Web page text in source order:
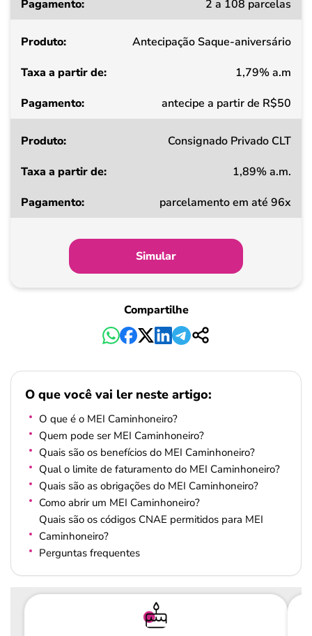
a
de
Pagamento
2 a 108 parcelas
Antecipação Saque-aniversário
1,79% a.m
antecipe a partir de R$50
Consignado Privado CLT
1,89% a.m.
parcelamento em até 96x
Simular
Compartilhe
O que você vai ler neste artigo:
O que é o MEI Caminhoneiro?
Quem pode ser MEI Caminhoneiro?
Quais são os benefícios do MEI Caminhoneiro?
Qual o limite de faturamento do MEI Caminhoneiro?
Quais são as obrigações do MEI Caminhoneiro?
Como abrir um MEI Caminhoneiro?
Quais são os códigos CNAE permitidos para MEI
Caminhoneiro?
Perguntas frequentes